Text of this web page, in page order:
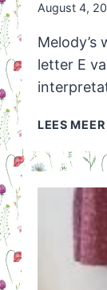
August 4,
Melody’s
letter E
LEES MEER